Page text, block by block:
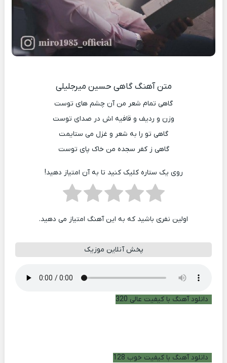
متن آهنگ گاهی حسین میرجلیلی
گاهی تمام شعر من آن چشم های توست
وزن و ردیف و قافیه اش در صدای توست
گاهی تو را به شعر و غزل می ستایمت
گاهی ز کفر سجده من خاک پای توست
روی یک ستاره کلیک کنید تا به آن امتیاز دهید!
اولین نفری باشید که به این آهنگ امتیاز می دهید.
پخش آنلاین موزیک
دانلود آهنگ با کیفیت عالی 320
دانلود آهنگ با کیفیت خوب 128